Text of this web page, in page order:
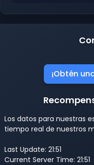
¡Obtén
Los datos para nuestras
tiempo real de nuestros
Last Update: 21:51
Current Server Time: 21:51